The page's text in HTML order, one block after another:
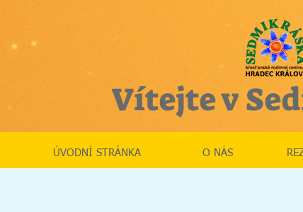
Vítejte v
ÚVODNÍ STRÁNKA O NÁS